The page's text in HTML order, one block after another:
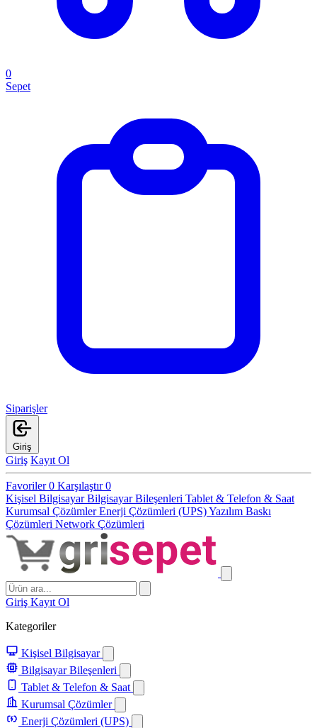
0
Sepet
Siparişler
Giriş
Giriş Kayıt Ol
Favoriler0 Karşılaştır0
Kişisel BilgisayarBilgisayar Bileşenleri Tablet & Telefon & Saat
Kurumsal ÇözümlerEnerji Çözümleri (UPS)Yazılım Baskı
Çözümleri Network Çözümleri
Giriş Kayıt Ol
Kategoriler
Kişisel Bilgisayar
Bilgisayar Bileşenleri
Tablet & Telefon & Saat
Kurumsal Çözümler
Enerji Çözümleri (UPS)